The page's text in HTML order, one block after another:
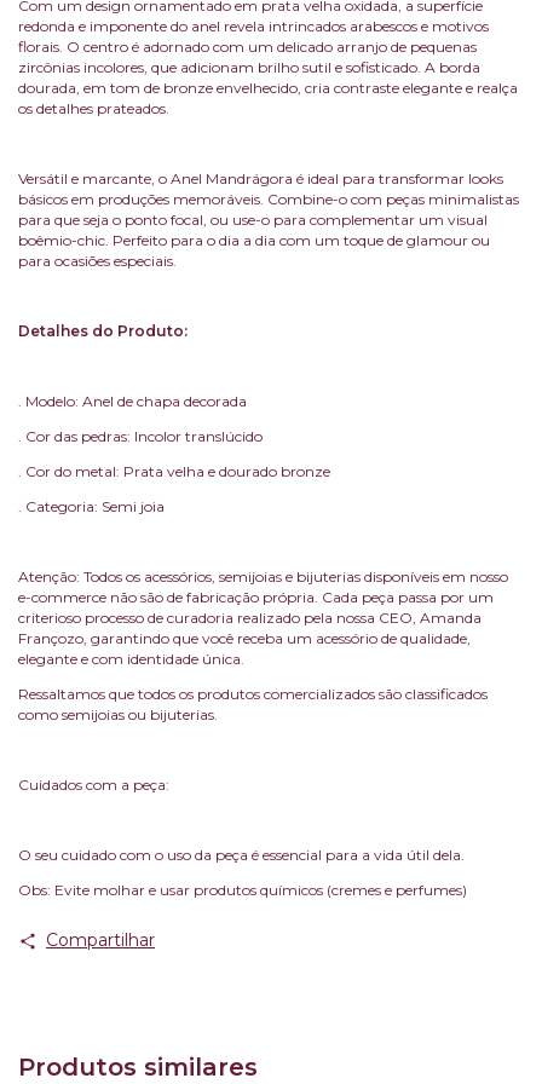
Com um design ornamentado em prata velha oxidada, a superfície
redonda e imponente do anel revela intrincados arabescos e motivos
florais. O centro é adornado com um delicado arranjo de pequenas
zircônias incolores, que adicionam brilho sutil e sofisticado. A borda
dourada, em tom de bronze envelhecido, cria contraste elegante e realça
os detalhes prateados.
Versátil e marcante, o Anel Mandrágora é ideal para transformar looks
básicos em produções memoráveis. Combine-o com peças minimalistas
para que seja o ponto focal, ou use-o para complementar um visual
boêmio-chic. Perfeito para o dia a dia com um toque de glamour ou
para ocasiões especiais.
Detalhes do Produto:
. Modelo: Anel de chapa decorada
. Cor das pedras: Incolor translúcido
. Cor do metal: Prata velha e dourado bronze
. Categoria: Semi joia
Atenção: Todos os acessórios, semijoias e bijuterias disponíveis em nosso
e-commerce não são de fabricação própria. Cada peça passa por um
criterioso processo de curadoria realizado pela nossa CEO, Amanda
Françozo, garantindo que você receba um acessório de qualidade,
elegante e com identidade única.
Ressaltamos que todos os produtos comercializados são classificados
como semijoias ou bijuterias.
Cuidados com a peça:
O seu cuidado com o uso da peça é essencial para a vida útil dela.
Obs: Evite molhar e usar produtos químicos (cremes e perfumes)
Compartilhar
Produtos similares